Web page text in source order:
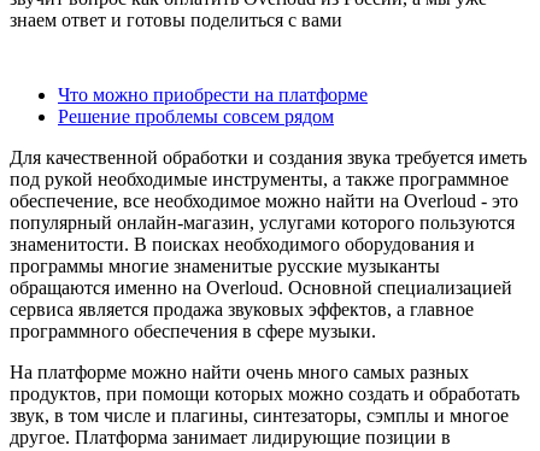
знаем ответ и готовы поделиться с вами
Что можно приобрести на платформе
Решение проблемы совсем рядом
Для качественной обработки и создания звука требуется иметь
под рукой необходимые инструменты, а также программное
обеспечение, все необходимое можно найти на Overloud - это
популярный онлайн-магазин, услугами которого пользуются
знаменитости. В поисках необходимого оборудования и
программы многие знаменитые русские музыканты
обращаются именно на Overloud. Основной специализацией
сервиса является продажа звуковых эффектов, а главное
программного обеспечения в сфере музыки.
На платформе можно найти очень много самых разных
продуктов, при помощи которых можно создать и обработать
звук, в том числе и плагины, синтезаторы, сэмплы и многое
другое. Платформа занимает лидирующие позиции в